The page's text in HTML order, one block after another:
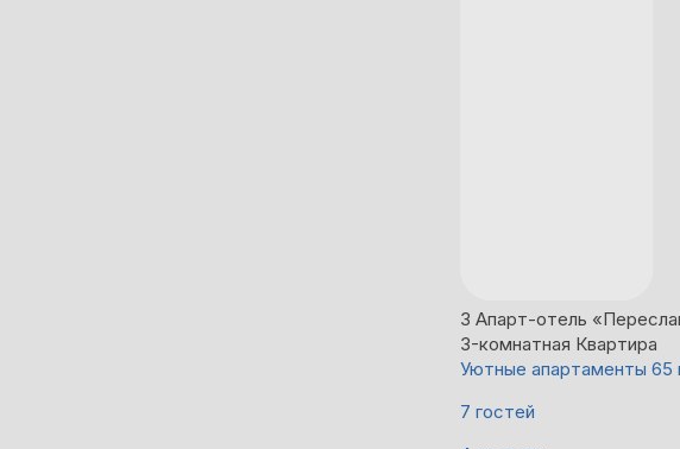
3 Апарт-отель
3-комнатная Квартира
Уютные апартаменты 65
7 гостей